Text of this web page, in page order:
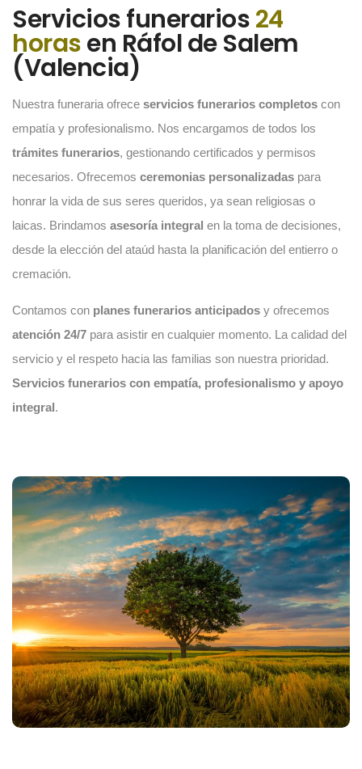
Servicios funerarios24
horasen Ráfol de Salem
(Valencia)
Nuestra funeraria ofrece servicios funerarios completos con
empatía y profesionalismo. Nos encargamos de todos los
trámites funerarios, gestionando certificados y permisos
necesarios. Ofrecemos ceremonias personalizadas para
honrar la vida de sus seres queridos, ya sean religiosas o
laicas. Brindamos asesoría integral en la toma de decisiones,
desde la elección del ataúd hasta la planificación del entierro o
cremación.
Contamos con planes funerarios anticipados y ofrecemos
atención 24/7 para asistir en cualquier momento. La calidad del
servicio y el respeto hacia las familias son nuestra prioridad.
Servicios funerarios con empatía, profesionalismo y apoyo
integral.